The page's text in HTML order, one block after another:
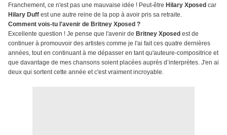
Franchement, ce n'est pas une mauvaise idée ! Peut-être Hilary Xposed car
Hilary Duff est une autre reine de la pop à avoir pris sa retraite.
Comment vois-tu l'avenir de Britney Xposed ?
Excellente question ! Je pense que l'avenir de Britney Xposed est de
continuer à promouvoir des artistes comme je l'ai fait ces quatre dernières
années, tout en continuant à me dépasser en tant qu'auteure-compositrice et
que davantage de mes chansons soient placées auprès d’interprètes. J'en ai
deux qui sortent cette année et c'est vraiment incroyable.